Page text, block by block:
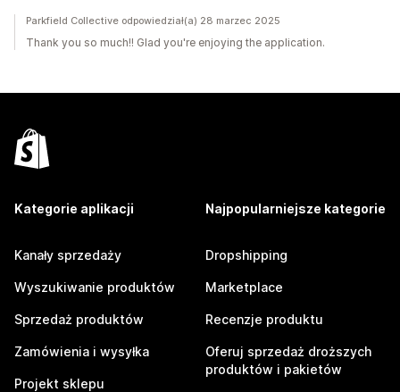
Parkfield Collective odpowiedział(a) 28 marzec 2025
Thank you so much!! Glad you're enjoying the application.
Kategorie aplikacji
Kanały sprzedaży
Wyszukiwanie produktów
Sprzedaż produktów
Zamówienia i wysyłka
Projekt sklepu
Najpopularniejsze kategorie
Dropshipping
Marketplace
Recenzje produktu
Oferuj sprzedaż droższych
produktów i pakietów